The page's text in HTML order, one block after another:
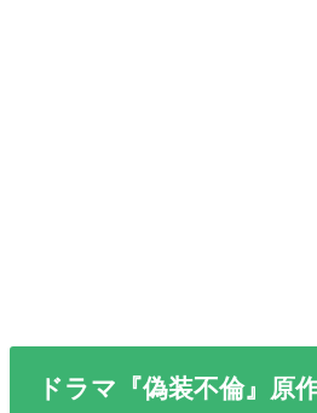
ドラマ『偽装不倫』原